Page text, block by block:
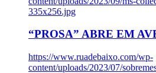
335x256.jpg
“PROSA” ABRE EM
https://www.ruadebaixo.com/wp-
content/uploads/2023/07/